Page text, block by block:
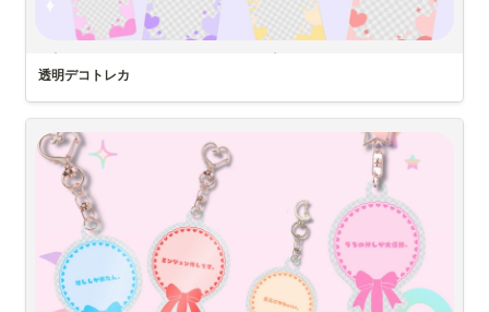
DIYステッカーでフォトフレーム作ってみたよ
商品名 : DIYステッカー, A4, スタンダード, 裁断あり
⟡.·*.····························································⟡.·*.
推し活の必須アイテム「トレカ」を推しカラーにデコれるよ‪
なテンプレートを無料配布
⟡.·*.····························································⟡.·*.
下の画像ファイルをダウンロードしてから【Snapsを開く】→【グッ
ズ】→【透明トレカ】から作成可能！
実際にトレカと組み合わせてみたよ⸜ ෆ‪ ‪⸝‍
透明デコトレカ